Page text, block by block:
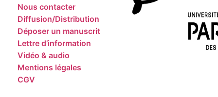
Nous contacter
Diffusion/Distribution
Déposer un manuscrit
Lettre d’information
Vidéo & audio
Mentions légales
CGV